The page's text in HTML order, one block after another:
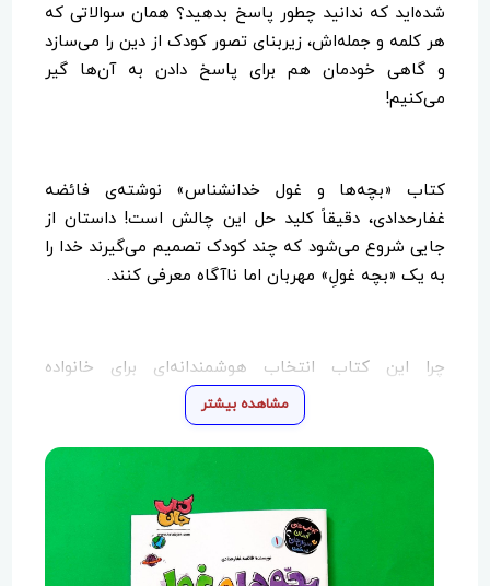
شده‌اید که ندانید چطور پاسخ بدهید؟ همان سوالاتی که
هر کلمه و جمله‌اش، زیربنای تصور کودک از دین را می‌سازد
و گاهی خودمان هم برای پاسخ دادن به آن‌ها گیر
می‌کنیم!
کتاب «بچه‌ها و غول خدانشناس» نوشته‌ی فائضه
غفارحدادی، دقیقاً کلید حل این چالش است! داستان از
جایی شروع می‌شود که چند کودک تصمیم می‌گیرند خدا را
به یک «بچه غولِ» مهربان اما ناآگاه معرفی کنند.
چرا این کتاب انتخاب هوشمندانه‌ای برای خانواده
یادگیری در قالب قصه: مفاهیم عمیق خداشناسی با
مثال‌های داستانی، آن‌قدر ساده می‌شود که برای ذهنِ
مشاهده بیشتر